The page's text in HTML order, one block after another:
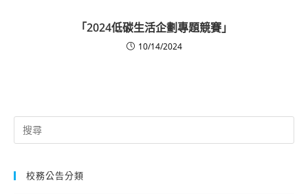
「2024低碳生活企劃專題競賽」
10/14/2024
Search
for:
校務公告分類